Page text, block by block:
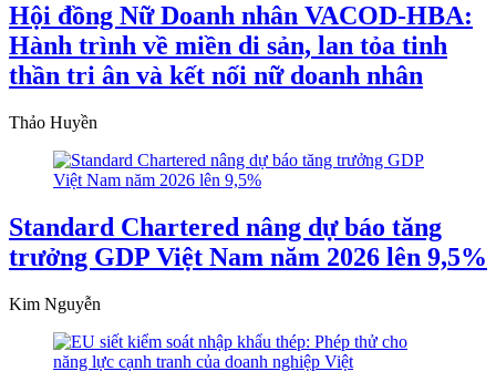
Hội đồng Nữ Doanh nhân VACOD-HBA:
Hành trình về miền di sản, lan tỏa tinh
thần tri ân và kết nối nữ doanh nhân
Thảo Huyền
Standard Chartered nâng dự báo tăng
trưởng GDP Việt Nam năm 2026 lên 9,5%
Kim Nguyễn